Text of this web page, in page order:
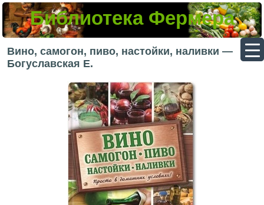
Библиотека Фермера
Вино, самогон, пиво, настойки, наливки —
Богуславская Е.